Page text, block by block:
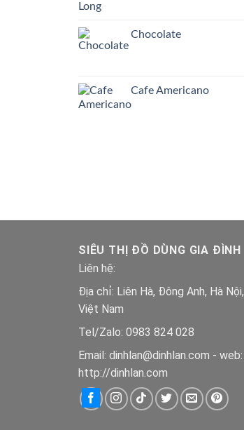
Chocolate
Cafe Americano
SIÊU THỊ ĐỒ DÙNG GIA ĐÌNH
Liên hệ:
Địa chỉ: Liên Hà, Đông Anh, Hà Nội,
Việt Nam
Tel/Zalo: 0983 824 028
Email: dinhlan@dinhlan.com - web:
http://dinhlan.com